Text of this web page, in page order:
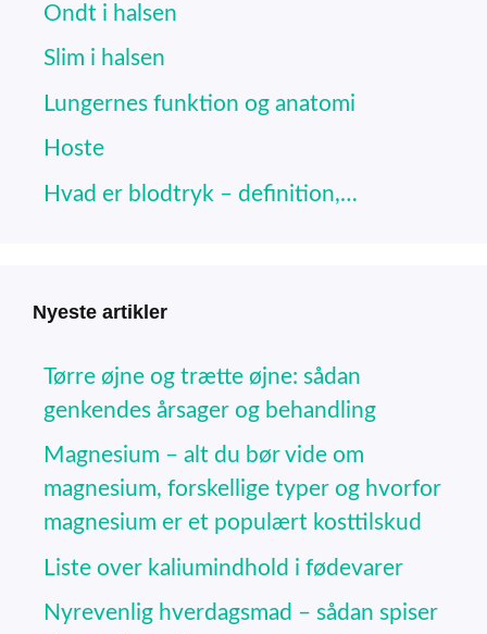
Ondt i halsen
Slim i halsen
Lungernes funktion og anatomi
Hoste
Hvad er blodtryk – definition,…
Nyeste artikler
Tørre øjne og trætte øjne: sådan
genkendes årsager og behandling
Magnesium – alt du bør vide om
magnesium, forskellige typer og hvorfor
magnesium er et populært kosttilskud
Liste over kaliumindhold i fødevarer
Nyrevenlig hverdagsmad – sådan spiser